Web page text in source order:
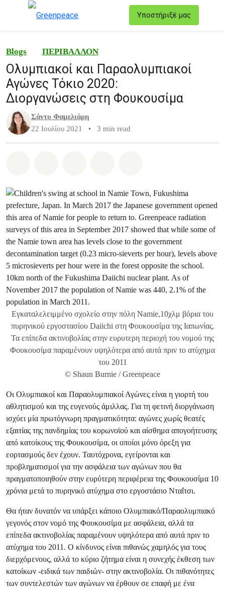
Υποστήριξέ μας
Blogs ΠΕΡΙΒΑΛΛΟΝ
Ολυμπιακοί και Παραολυμπιακοί
Αγώνες Τόκιο 2020:
Διοργανώσεις στη Φουκουσίμα
Σάντυ Φαμελιάρη
22 Ιουλίου 2021
• 3 min read
Εγκαταλελειμμένο σχολείο στην πόλη Namie,10χλμ βόρια του
πυρηνικού εργοστασίου Daiichi στη Φουκουσίμα της Ιαπωνίας.
Τα επίπεδα ακτινοβολίας στην ευρυτερη περιοχή του νομού της
Φουκουσίμα παραμένουν υψηλότερα από αυτά πριν το ατύχημα
του 2011
© Shaun Burnie / Greenpeace
Οι Ολυμπιακοί και Παραολυμπιακοί Αγώνες είναι η γιορτή του
αθλητισμού και της ευγενούς άμιλλας. Για τη φετινή διοργάνωση
ισχύει μία πρωτόγνωρη πραγματικότητα: αγώνες χωρίς θεατές
εξαιτίας της πανδημίας του κορωνοϊού και αίσθημα απογοήτευσης
από κατοίκους της Φουκουσίμα, οι οποίοι μόνο όρεξη για
εορτασμούς δεν έχουν. Ταυτόχρονα, εγείρονται και
προβληματισμοί για την ασφάλεια των αγώνων που θα
πραγματοποιηθούν στην ευρύτερη περιφέρεια της Φουκουσίμα 10
χρόνια μετά το πυρηνικό ατύχημα στο εργοστάσιο Νταΐτσι.
Θα ήταν δυνατόν να υπάρξει κάποιο Ολυμπιακό/Παραολυμπιακό
γεγονός στον νομό της Φουκουσίμα με ασφάλεια, αλλά τα
επίπεδα ακτινοβολίας παραμένουν υψηλότερα από αυτά πριν το
ατύχημα του 2011. Ο κίνδυνος είναι πιθανώς χαμηλός για τους
διερχόμενους, αλλά το κύριο ζήτημα είναι η συνεχής έκθεση των
κατοίκων -ειδικά των παιδιών- στην ακτινοβολία. Οι πιθανότητες
των συντελεστών των αγώνων να έρθουν σε επαφή με ένα